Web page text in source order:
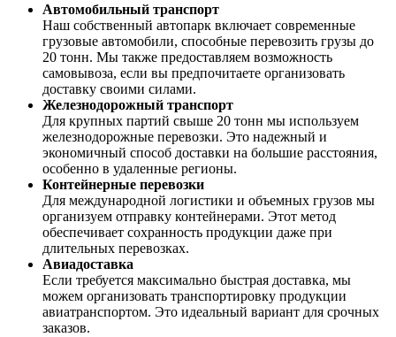
Автомобильный транспорт
Наш собственный автопарк включает современные
грузовые автомобили, способные перевозить грузы до
20 тонн. Мы также предоставляем возможность
самовывоза, если вы предпочитаете организовать
доставку своими силами.
Железнодорожный транспорт
Для крупных партий свыше 20 тонн мы используем
железнодорожные перевозки. Это надежный и
экономичный способ доставки на большие расстояния,
особенно в удаленные регионы.
Контейнерные перевозки
Для международной логистики и объемных грузов мы
организуем отправку контейнерами. Этот метод
обеспечивает сохранность продукции даже при
длительных перевозках.
Авиадоставка
Если требуется максимально быстрая доставка, мы
можем организовать транспортировку продукции
авиатранспортом. Это идеальный вариант для срочных
заказов.